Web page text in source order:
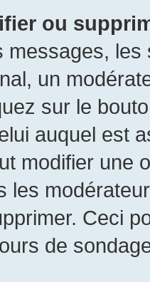
ou
messages,
un
sur le
auquel est
modifier une
les
Ceci
de